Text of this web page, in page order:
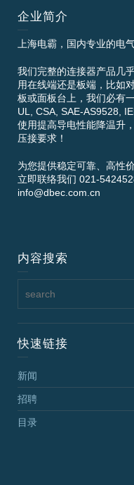
企业简介
上海电霸，国内专业的电
我们完整的连接器产品几
用在线端还是板端，比如
板或面板台上，我们必有
UL, CSA, SAE-AS9528,
使用提高导电性能降温升
压接要求！
为您提供稳定可靠、高性
立即联络我们 021-
info@dbec.com.cn
内容搜索
快速链接
新闻
招聘
目录